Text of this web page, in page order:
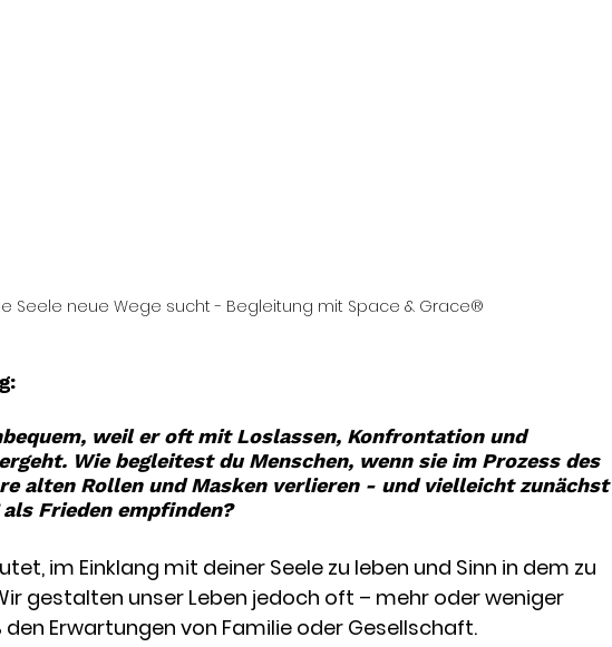
Seele neue Wege sucht - Begleitung mit Space & Grace®
weil er oft mit Loslassen, Konfrontation und
Wie begleitest du Menschen, wenn sie im Prozess des
alten Rollen und Masken verlieren - und vielleicht zunächst
Frieden empfinden?
im Einklang mit deiner Seele zu leben und Sinn in dem zu
gestalten unser Leben jedoch oft – mehr oder weniger
Erwartungen von Familie oder Gesellschaft.